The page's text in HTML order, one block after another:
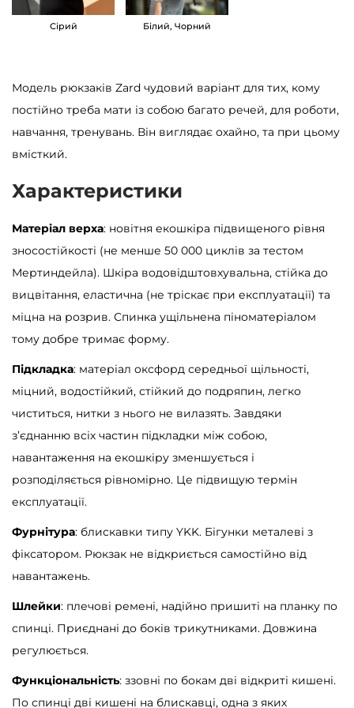
и
і
л
ь
к
с
Сірий Білий, Чорний
Модель рюкзаків Zard чудовий варіант для тих, кому
постійно треба мати із собою багато речей, для роботи,
навчання, тренувань. Він виглядає охайно, та при цьому
вмісткий.
Характеристики
Матеріал верха: новітня екошкіра підвищеного рівня
зносостійкості (не менше 50 000 циклів за тестом
Мертиндейла). Шкіра водовідштовхувальна, стійка до
вицвітання, еластична (не тріскає при експлуатації) та
міцна на розрив. Спинка ущільнена піноматеріалом
тому добре тримає форму.
Підкладка: матеріал оксфорд середньої щільності,
міцний, водостійкий, стійкий до подряпин, легко
чиститься, нитки з нього не вилазять. Завдяки
з’єднанню всіх частин підкладки між собою,
навантаження на екошкіру зменшується і
розподіляється рівномірно. Це підвищую термін
експлуатації.
Фурнітура: блискавки типу YKK. Бігунки металеві з
фіксатором. Рюкзак не відкриється самостійно від
навантажень.
Шлейки: плечові ремені, надійно пришиті на планку по
спинці. Приєднані до боків трикутниками. Довжина
регулюється.
Функціональність: ззовні по бокам дві відкриті кишені.
По спинці дві кишені на блискавці, одна з яких